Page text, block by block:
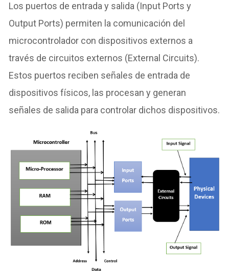
Los puertos de entrada y salida (Input Ports y
Output Ports) permiten la comunicación del
microcontrolador con dispositivos externos a
través de circuitos externos (External Circuits).
Estos puertos reciben señales de entrada de
dispositivos físicos, las procesan y generan
señales de salida para controlar dichos dispositivos.